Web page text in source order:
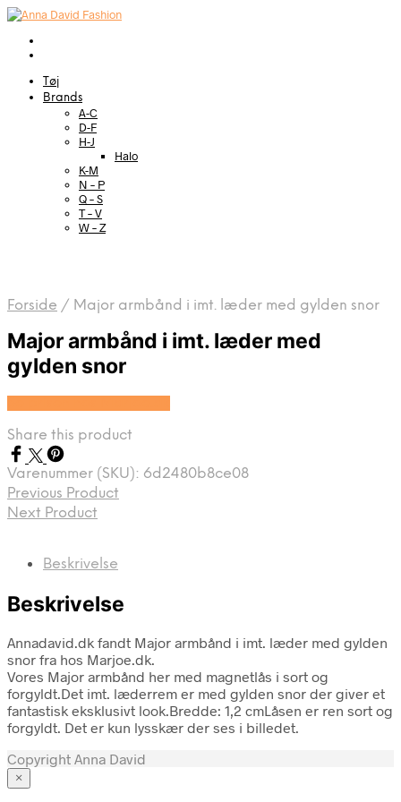
Tøj
Brands
A-C
D-F
H-J
Halo
K-M
N – P
Q – S
T – V
W – Z
Forside / Major armbånd i imt. læder med gylden snor
Major armbånd i imt. læder med
gylden snor
Share this product
Varenummer (SKU): 6d2480b8ce08
Previous Product
Next Product
Beskrivelse
Beskrivelse
Annadavid.dk fandt Major armbånd i imt. læder med gylden
snor fra hos Marjoe.dk.
Vores Major armbånd her med magnetlås i sort og
forgyldt.Det imt. læderrem er med gylden snor der giver et
fantastisk eksklusivt look.Bredde: 1,2 cmLåsen er ren sort og
forgyldt. Det er kun lysskær der ses i billedet.
Copyright Anna David
×